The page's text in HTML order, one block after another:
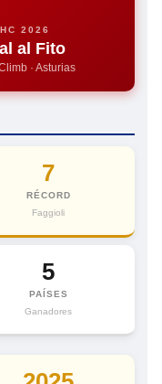
2026
al Fito
· Asturias
7
RÉCORD
Faggioli
5
PAÍSES
Ganadores